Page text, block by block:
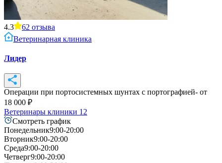
4.3 62 отзыва
Ветеринарная клиника
Лидер
Операции при портосистемных шунтах с портографией- от
18 000 ₽
Ветеринары клиники 12
Смотреть график
Понедельник9:00-20:00
Вторник9:00-20:00
Среда9:00-20:00
Четверг9:00-20:00